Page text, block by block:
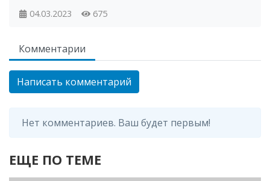
04.03.2023 675
Комментарии
Написать комментарий
Нет комментариев. Ваш будет первым!
ЕЩЕ ПО ТЕМЕ